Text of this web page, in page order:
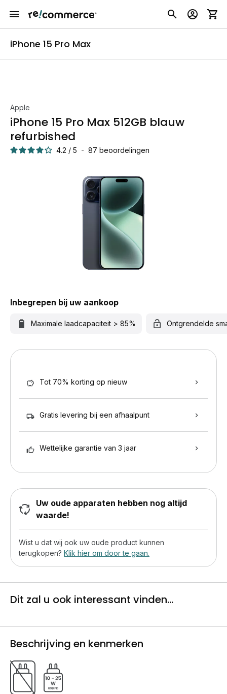
iPhone 15 Pro Max
Apple
iPhone 15 Pro Max 512GB blauw
refurbished
4.2 / 5 - 87 beoordelingen
Inbegrepen bij uw aankoop
Maximale laadcapaciteit > 85% Ontgrendelde
Tot 70% korting op nieuw
Gratis levering bij een afhaalpunt
Wettelijke garantie van 3 jaar
Uw oude apparaten hebben nog altijd
waarde!
Wist u dat wij ook uw oude product kunnen
terugkopen? Klik hier om door te gaan.
Dit zal u ook interessant vinden...
Beschrijving en kenmerken